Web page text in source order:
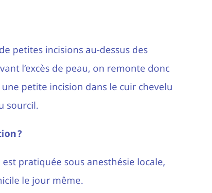
petites incisions au-dessus des
l’excès de peau, on remonte donc
petite incision dans le cuir chevelu
sourcil.
?
pratiquée sous anesthésie locale,
le jour même.